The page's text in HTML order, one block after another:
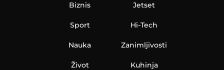
Biznis
Sport
Nauka
Jetset
Hi-Tech
Zanimljivosti
Život Kuhinja